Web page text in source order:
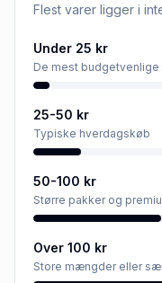
Flest varer ligger i
Under 25 kr
De mest budgetvenlige
25-50 kr
Typiske hverdagskøb
50-100 kr
Større pakker og
Over 100 kr
Store mængder eller